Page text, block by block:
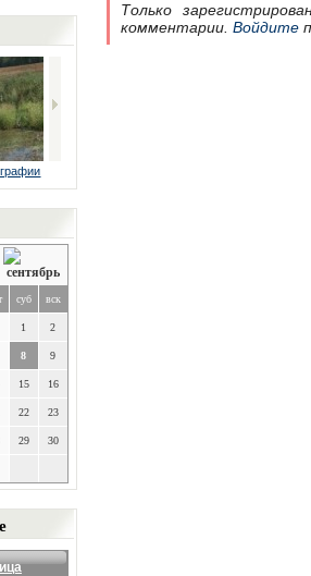
суб вск
1 2
8 9
15 16
22 23
29 30
Только
комментарии. Войдите